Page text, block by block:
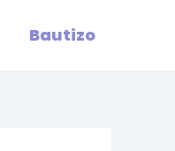
Bautizo